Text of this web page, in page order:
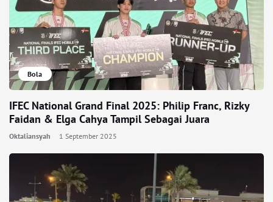
Bola
IFEC National Grand Final 2025: Philip Franc, Rizky
Faidan & Elga Cahya Tampil Sebagai Juara
Oktaliansyah 1 September 2025